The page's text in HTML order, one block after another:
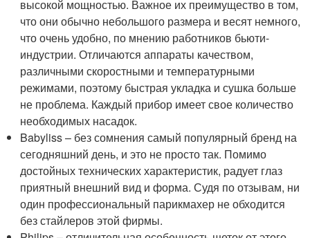
высокой мощностью. Важное их преимущество в том,
что они обычно небольшого размера и весят немного,
что очень удобно, по мнению работников бьюти-
индустрии. Отличаются аппараты качеством,
различными скоростными и температурными
режимами, поэтому быстрая укладка и сушка больше
не проблема. Каждый прибор имеет свое количество
необходимых насадок.
Babyliss – без сомнения самый популярный бренд на
сегодняшний день, и это не просто так. Помимо
достойных технических характеристик, радует глаз
приятный внешний вид и форма. Судя по отзывам, ни
один профессиональный парикмахер не обходится
без стайлеров этой фирмы.